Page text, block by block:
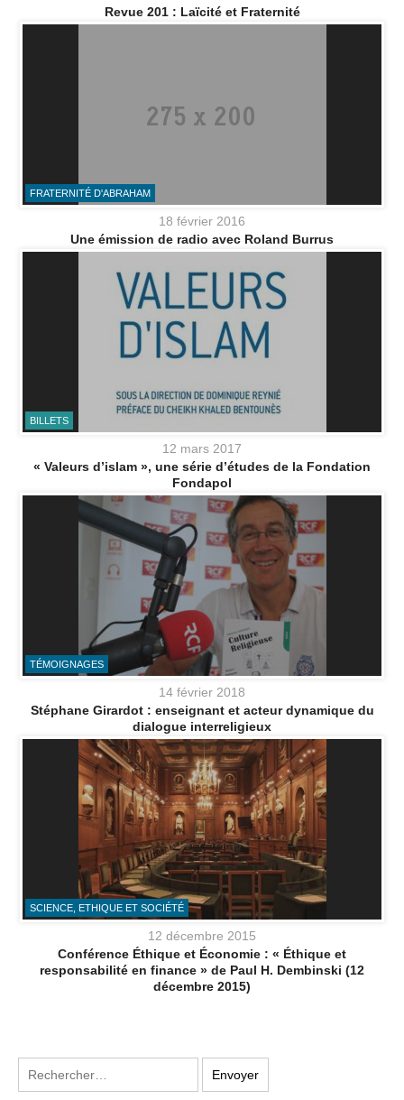
Revue 201 : Laïcité et Fraternité
FRATERNITÉ D'ABRAHAM
18 février 2016
Une émission de radio avec Roland Burrus
BILLETS
12 mars 2017
« Valeurs d’islam », une série d’études de la Fondation
Fondapol
TÉMOIGNAGES
14 février 2018
Stéphane Girardot : enseignant et acteur dynamique du
dialogue interreligieux
SCIENCE, ETHIQUE ET SOCIÉTÉ
12 décembre 2015
Conférence Éthique et Économie : « Éthique et
responsabilité en finance » de Paul H. Dembinski (12
décembre 2015)